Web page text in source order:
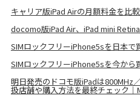
キャリア版iPad Airの月額料金を比
docomo版iPad Air、iPad mini
SIMロックフリーiPhone5sを日本で
SIMロックフリーiPhone5sを今から
明日発売のドコモ版iPadは800MHz
扱店舗や購入方法を最終チェック｜